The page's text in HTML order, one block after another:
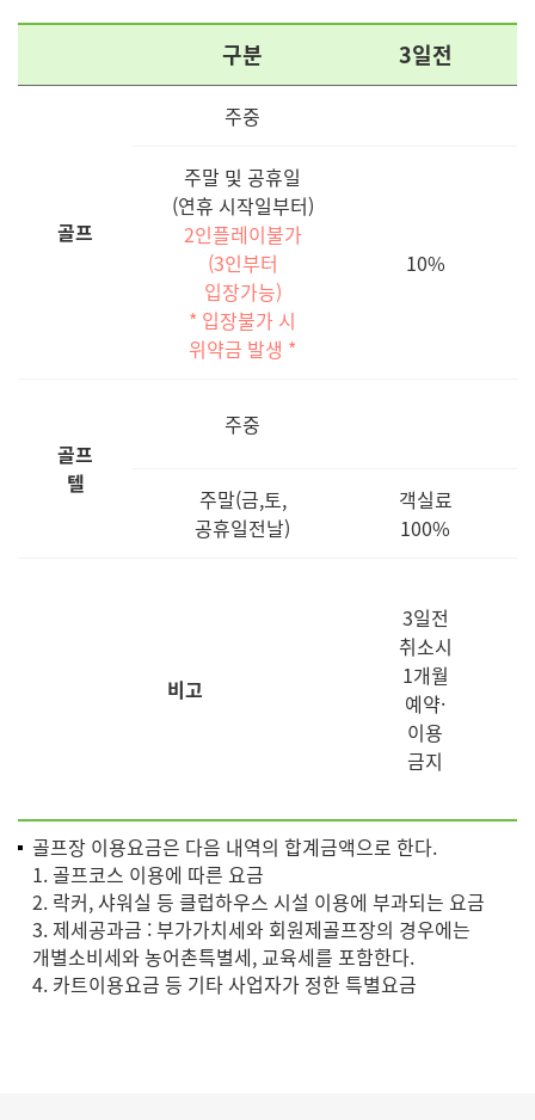
구분 3일전
골프
주중
주말 및 공휴일
(연휴 시작일부터)
2인플레이불가
(3인부터
입장가능)
* 입장불가 시
위약금 발생 *
10%
골프
텔
주중
주말(금,토,
공휴일전날)
객실료
100%
비고
3일전
취소시
1개월
예약·
이용
금지
골프장 이용요금은 다음 내역의 합계금액으로 한다.
1. 골프코스 이용에 따른 요금
2. 락커, 샤워실 등 클럽하우스 시설 이용에 부과되는 요금
3. 제세공과금 : 부가가치세와 회원제골프장의 경우에는
개별소비세와 농어촌특별세, 교육세를 포함한다.
4. 카트이용요금 등 기타 사업자가 정한 특별요금